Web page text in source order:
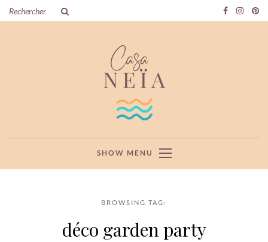
SHOW MENU
BROWSING TAG:
déco garden party